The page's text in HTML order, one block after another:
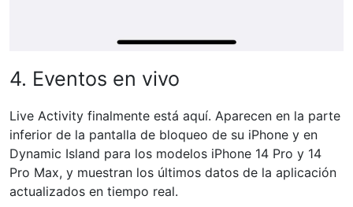
4. Eventos en vivo
Live Activity finalmente está aquí. Aparecen en la parte
inferior de la pantalla de bloqueo de su iPhone y en
Dynamic Island para los modelos iPhone 14 Pro y 14
Pro Max, y muestran los últimos datos de la aplicación
actualizados en tiempo real.